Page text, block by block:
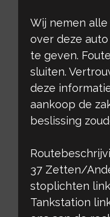
Wij nemen
over deze
te geven.
sluiten.
deze
aankoop de
beslissing
37 Zetten/
stoplichten
Tankstation